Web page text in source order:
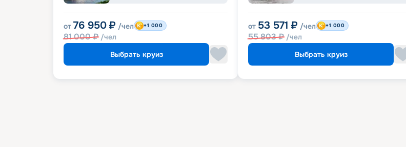
от 76 950 ₽ /чел
81 000₽ /чел
+1 000
Выбрать круиз
от 53 571 ₽ /чел
55 803₽ /чел
+1 000
Выбрать круиз